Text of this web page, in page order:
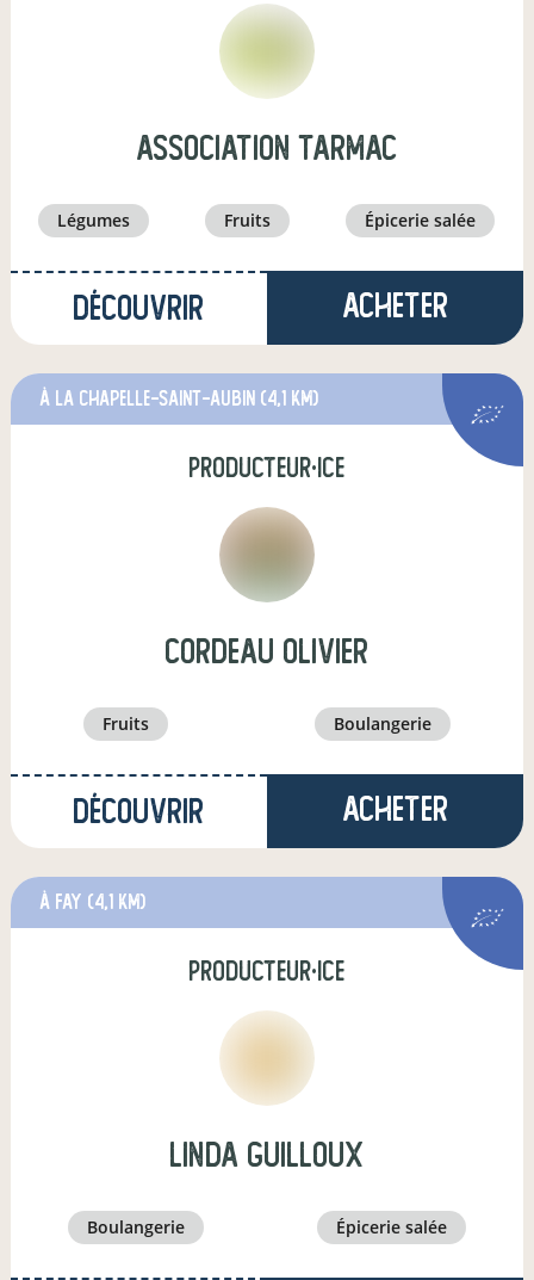
association tarmac
légumes fruits épicerie salée
Découvrir Acheter
à La Chapelle-Saint-Aubin (4,1 km)
producteur·ice
cordeau olivier
fruits boulangerie
Découvrir Acheter
à Fay (4,1 km)
producteur·ice
Linda GUILLOUX
boulangerie épicerie salée